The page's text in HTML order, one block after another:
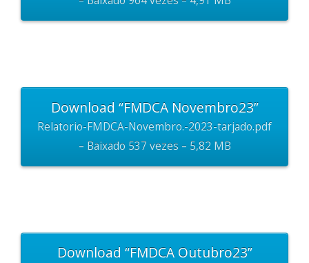
Download “FMDCA Novembro23”
Relatorio-FMDCA-Novembro.-2023-tarjado.pdf
– Baixado 537 vezes – 5,82 MB
Download “FMDCA Outubro23”